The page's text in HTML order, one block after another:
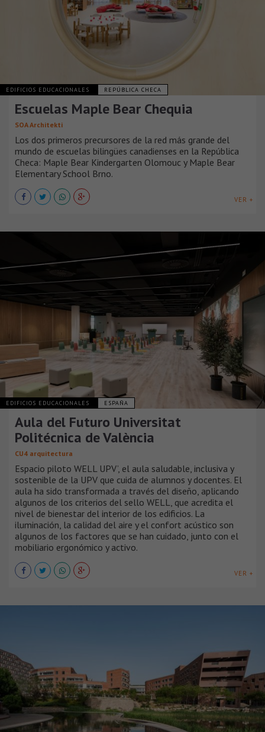
EDIFICIOS EDUCACIONALES REPÚBLICA CHECA
Escuelas Maple Bear Chequia
SOA Architekti
Los dos primeros precursores de la red más grande del
mundo de escuelas bilingües canadienses en la República
Checa: Maple Bear Kindergarten Olomouc y Maple Bear
Elementary School Brno.
VER +
EDIFICIOS EDUCACIONALES ESPAÑA
Aula del Futuro Universitat
Politécnica de València
CU4 arquitectura
Espacio piloto WELL UPV’, el aula saludable, inclusiva y
sostenible de la UPV que cuida de alumnos y docentes. El
aula ha sido transformada a través del diseño, aplicando
algunos de los criterios del sello WELL, que acredita el
nivel de bienestar del interior de los edificios. La
iluminación, la calidad del aire y el confort acústico son
algunos de los factores que se han cuidado, junto con el
mobiliario ergonómico y activo.
VER +